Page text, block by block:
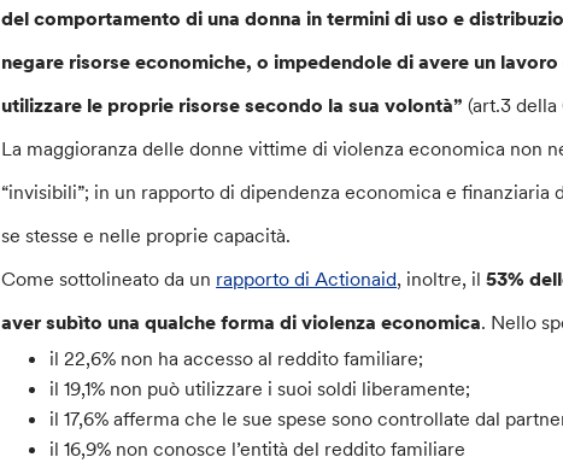
del comportamento di una donna in termini di uso e
negare risorse economiche, o impedendole di avere un
utilizzare le proprie risorse secondo la sua volontà”(art.3
La maggioranza delle donne vittime di violenza economica non
“invisibili”; in un rapporto di dipendenza economica e
se stesse e nelle proprie capacità.
Come sottolineato da un rapporto di Actionaid, inoltre, il 53%
aver subìto una qualche forma di violenza economica. Nello
il 22,6% non ha accesso al reddito familiare;
il 19,1% non può utilizzare i suoi soldi liberamente;
il 17,6% afferma che le sue spese sono controllate dal
il 16,9% non conosce l’entità del reddito familiare